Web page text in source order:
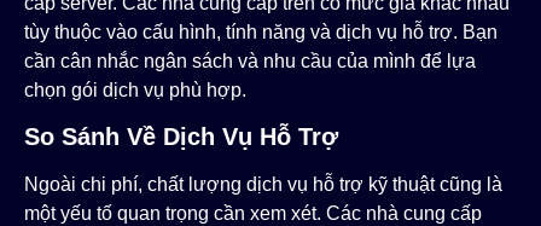
tùy thuộc vào cấu hình, tính năng và dịch vụ hỗ trợ. Bạn
cần cân nhắc ngân sách và nhu cầu của mình để lựa
chọn gói dịch vụ phù hợp.
So Sánh Về Dịch Vụ Hỗ Trợ
Ngoài chi phí, chất lượng dịch vụ hỗ trợ kỹ thuật cũng là
một yếu tố quan trọng cần xem xét. Các nhà cung cấp